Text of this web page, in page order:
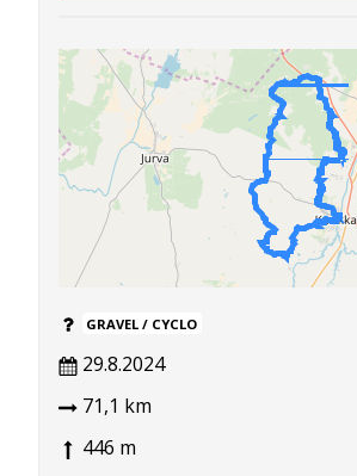
GRAVEL / CYCLO
29.8.2024
71,1 km
446 m